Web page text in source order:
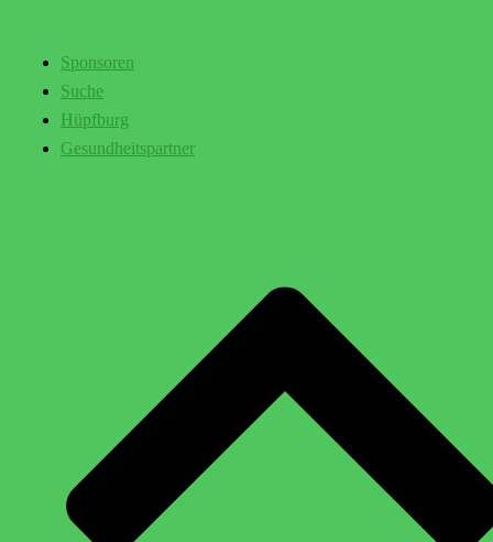
Sponsoren
Suche
Hüpfburg
Gesundheitspartner